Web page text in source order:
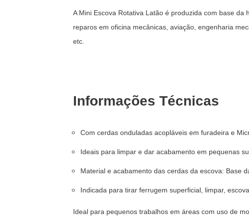
A Mini Escova Rotativa Latão é produzida com base
reparos em oficina mecânicas, aviação, engenharia
etc.
Informações Técnicas
Com cerdas onduladas acopláveis em furadeira e
Ideais para limpar e dar acabamento em pequenas
Material e acabamento das cerdas da escova: Base
Indicada para tirar ferrugem superficial, limpar,
Ideal para pequenos trabalhos em áreas com uso de